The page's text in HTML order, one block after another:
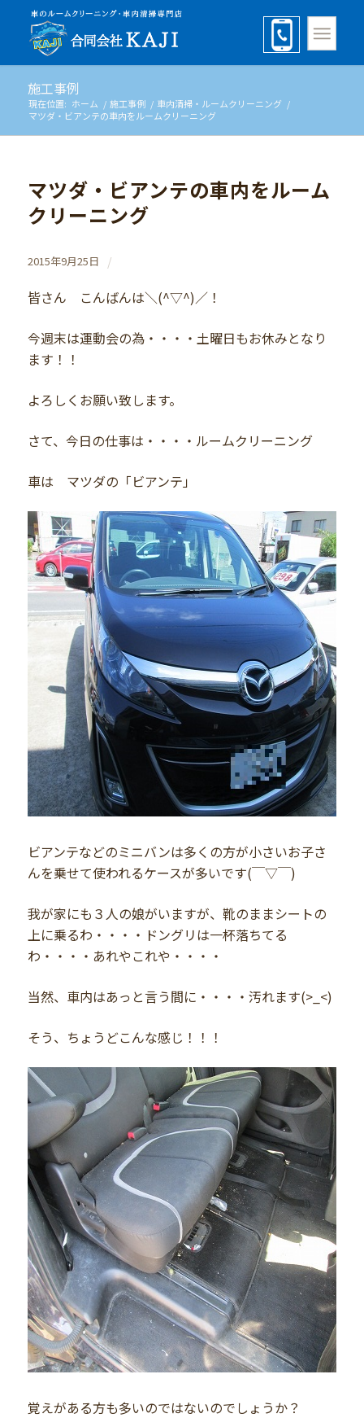
施工事例
現在位置: ホーム / 施工事例 / 車内清掃・ルームクリーニング /
マツダ・ビアンテの車内をルームクリーニング
マツダ・ビアンテの車内をルーム
クリーニング
2015年9月25日 /
皆さん こんばんは＼(^▽^)／！
今週末は運動会の為・・・・土曜日もお休みとなり
ます！！
よろしくお願い致します。
さて、今日の仕事は・・・・ルームクリーニング
車は マツダの「ビアンテ」
ビアンテなどのミニバンは多くの方が小さいお子さ
んを乗せて使われるケースが多いです(￣▽￣)
我が家にも３人の娘がいますが、靴のままシートの
上に乗るわ・・・・ドングリは一杯落ちてる
わ・・・・あれやこれや・・・・
当然、車内はあっと言う間に・・・・汚れます(>_<)
そう、ちょうどこんな感じ！！！
覚えがある方も多いのではないのでしょうか？